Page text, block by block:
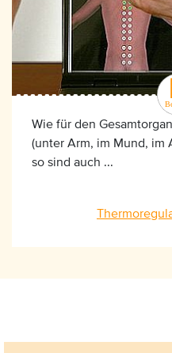
Wie für den
(unter Arm, im Mund, im
so sind auch ...